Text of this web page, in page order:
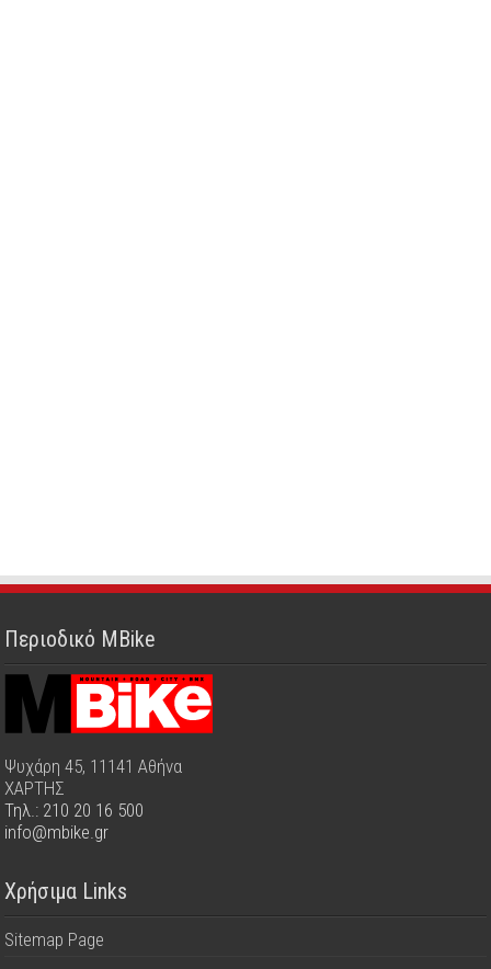
Περιοδικό MBike
Ψυχάρη 45, 11141 Αθήνα
ΧΑΡΤΗΣ
Τηλ.: 210 20 16 500
info@mbike.gr
Χρήσιμα Links
Sitemap Page